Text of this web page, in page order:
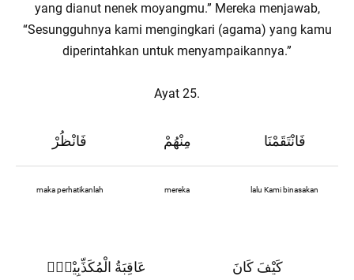
yang dianut nenek moyangmu.” Mereka menjawab,
“Sesungguhnya kami mengingkari (agama) yang kamu
diperintahkan untuk menyampaikannya.”
Ayat 25.
فَانْظُرْ مِنْهُمْ فَانْتَقَمْنَا
maka perhatikanlah mereka lalu Kami binasakan
عَاقِبَةُ الْمُكَذِّبِيْنَࣖ كَيْفَ كَانَ